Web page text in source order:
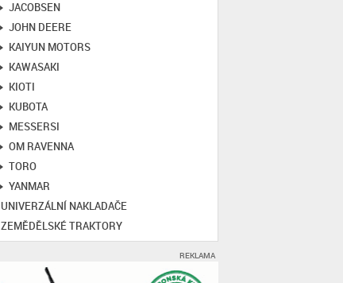
JACOBSEN
JOHN DEERE
KAIYUN MOTORS
KAWASAKI
KIOTI
KUBOTA
MESSERSI
OM RAVENNA
TORO
YANMAR
UNIVERZÁLNÍ NAKLADAČE
ZEMĚDĚLSKÉ TRAKTORY
REKLAMA